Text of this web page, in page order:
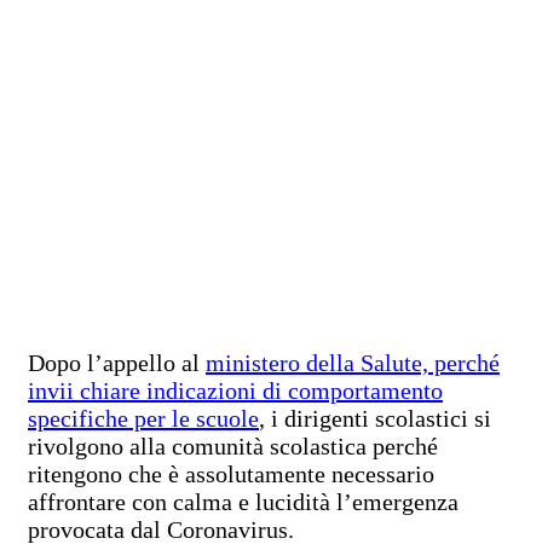
Dopo l’appello al ministero della Salute, perché
invii chiare indicazioni di comportamento
specifiche per le scuole, i dirigenti scolastici si
rivolgono alla comunità scolastica perché
ritengono che è assolutamente necessario
affrontare con calma e lucidità l’emergenza
provocata dal Coronavirus.